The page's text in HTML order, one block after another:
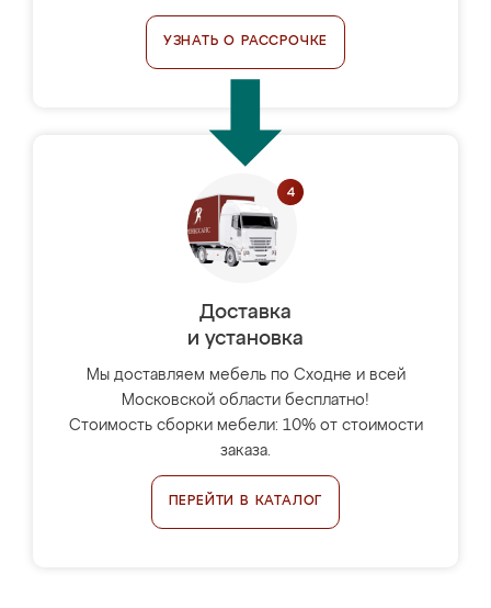
УЗНАТЬ О РАССРОЧКЕ
Доставка
и установка
Мы доставляем мебель по Сходне и всей
Московской области бесплатно!
Стоимость сборки мебели: 10% от стоимости
заказа.
ПЕРЕЙТИ В КАТАЛОГ